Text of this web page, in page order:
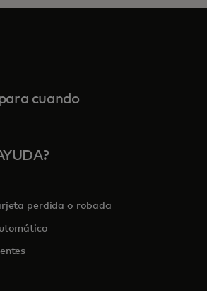
cuando
perdida o robada